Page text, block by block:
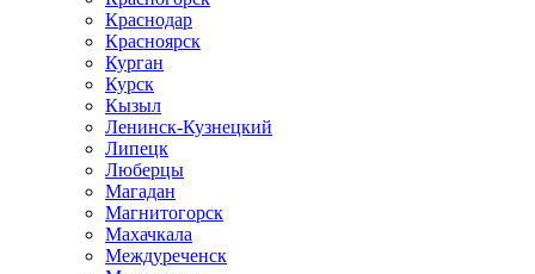
Краснодар
Красноярск
Курган
Курск
Кызыл
Ленинск-Кузнецкий
Липецк
Люберцы
Магадан
Магнитогорск
Махачкала
Междуреченск